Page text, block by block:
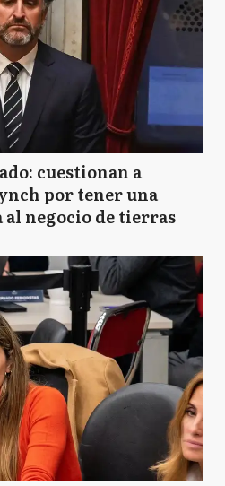
cuestionan a
por tener una
negocio de tierras